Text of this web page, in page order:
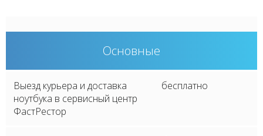
Основные
Выезд курьера и доставка
ноутбука в сервисный центр
ФастРестор
бесплатно